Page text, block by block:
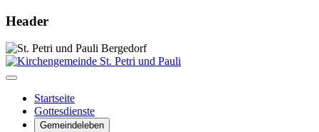
Header
Startseite
Gottesdienste
Gemeindeleben